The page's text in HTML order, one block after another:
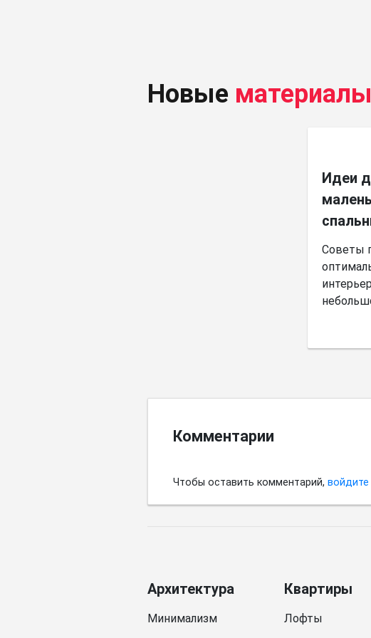
Новые материалы
Идеи
Советы
Комментарии
Чтобы оставить комментарий, войдите
Архитектура
Минимализм
Квартиры
Лофты